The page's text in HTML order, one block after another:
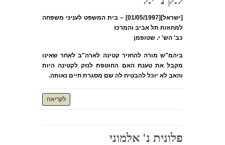
[ישראל][01/05/1997] – בית המשפט לעניני משפחה
למחוזות תל אביב והמרכז
כב' הש' י. שטופמן
ביהמ"ש מורה להחזיר קטינה לארה"ב לאחר שאינו
מקבל את טענת האם החוטפת לנזק לקטינה היות
והאב לא יוכל להבטיח לה שם מסגרת חיים נאותה.
לקריאה
פלונית נ' אלמוני